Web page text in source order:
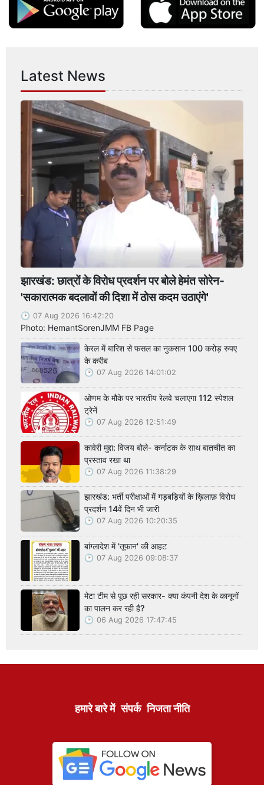
Latest News
झारखंड: छात्रों के विरोध प्रदर्शन पर बोले हेमंत सोरेन-
'सकारात्मक बदलावों की दिशा में ठोस कदम उठाएंगे'
07 Aug 2026 16:42:20
Photo: HemantSorenJMM FB Page
केरल में बारिश से फसल का नुकसान 100 करोड़ रुपए
के करीब
07 Aug 2026 14:01:02
ओणम के मौके पर भारतीय रेलवे चलाएगा 112 स्पेशल
ट्रेनें
07 Aug 2026 12:51:49
कावेरी मुद्दा: विजय बोले- कर्नाटक के साथ बातचीत का
प्रस्ताव रखा था
07 Aug 2026 11:38:29
झारखंड: भर्ती परीक्षाओं में गड़बड़ियों के ख़िलाफ़ विरोध
प्रदर्शन 14वें दिन भी जारी
07 Aug 2026 10:20:35
बांग्लादेश में 'तूफान' की आहट
07 Aug 2026 09:08:37
मेटा टीम से पूछ रही सरकार- क्या कंपनी देश के कानूनों
का पालन कर रही है?
06 Aug 2026 17:47:45
हमारे बारे में संपर्क निजता नीति